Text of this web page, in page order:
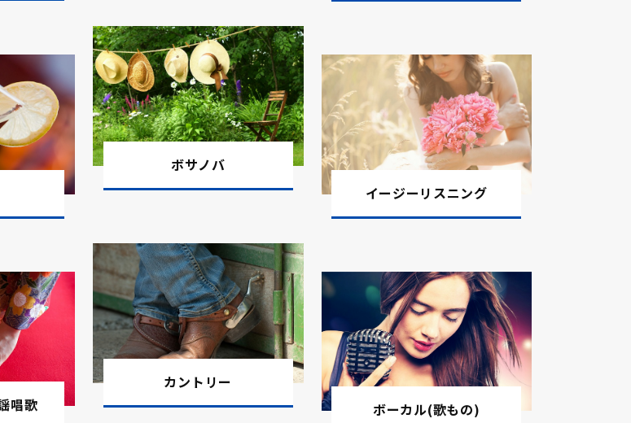
特別セールを開催
イルの情報番組に使え
るポップハウス15曲
。新曲一覧はこちら。
曲です。新曲一覧はこ
はこちら。
す。新曲一覧はこち
ボサノバ
イージーリスニング
唱歌
カントリー
ボーカル(歌もの)